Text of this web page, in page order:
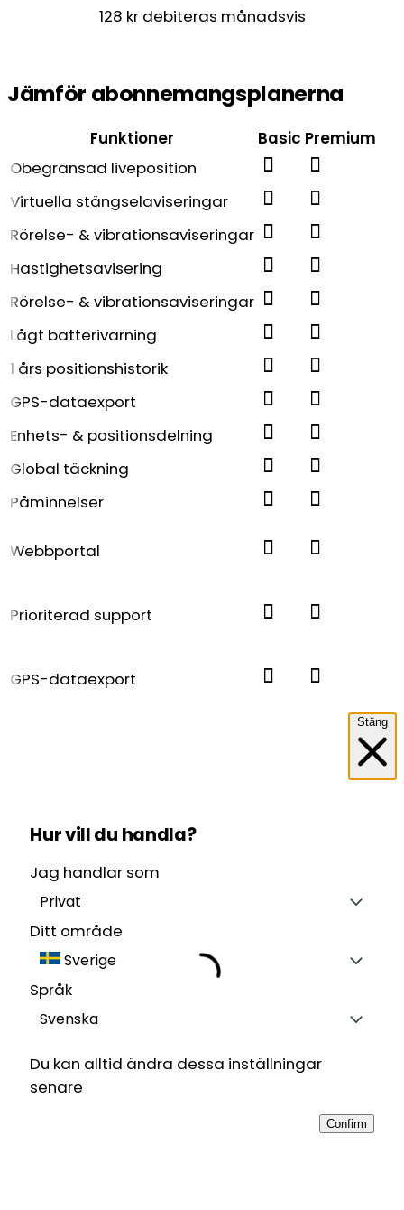
128 kr debiteras månadsvis
Jämför abonnemangsplanerna
Funktioner Basic Premium
Obegränsad liveposition
Virtuella stängselaviseringar
Rörelse- & vibrationsaviseringar
Hastighetsavisering
Rörelse- & vibrationsaviseringar
Lågt batterivarning
1 års positionshistorik
GPS-dataexport
Enhets- & positionsdelning
Global täckning
Påminnelser
Webbportal
Prioriterad support
GPS-dataexport
Stäng
Hur vill du handla?
Jag handlar som
Privat
Ditt område
Sverige
Språk
Svenska
Du kan alltid ändra dessa inställningar
senare
Confirm